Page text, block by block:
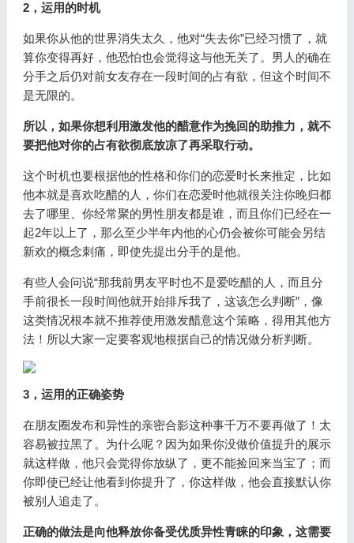
2，运用的时机
如果你从他的世界消失太久，他对“失去你”已经习惯了，就
算你变得再好，他恐怕也会觉得这与他无关了。男人的确在
分手之后仍对前女友存在一段时间的占有欲，但这个时间不
是无限的。
所以，如果你想利用激发他的醋意作为挽回的助推力，就不
要把他对你的占有欲彻底放凉了再采取行动。
这个时机也要根据他的性格和你们的恋爱时长来推定，比如
他本就是喜欢吃醋的人，你们在恋爱时他就很关注你晚归都
去了哪里、你经常聚的男性朋友都是谁，而且你们已经在一
起2年以上了，那么至少半年内他的心仍会被你可能会另结
新欢的概念刺痛，即使先提出分手的是他。
有些人会问说“那我前男友平时也不是爱吃醋的人，而且分
手前很长一段时间他就开始排斥我了，这该怎么判断”，像
这类情况根本就不推荐使用激发醋意这个策略，得用其他方
法！所以大家一定要客观地根据自己的情况做分析判断。
3，运用的正确姿势
在朋友圈发布和异性的亲密合影这种事千万不要再做了！太
容易被拉黑了。为什么呢？因为如果你没做价值提升的展示
就这样做，他只会觉得你放纵了，更不能捡回来当宝了；而
你即使已经让他看到你提升了，你这样做，他会直接默认你
被别人追走了。
正确的做法是向他释放你备受优质异性青睐的印象，这需要